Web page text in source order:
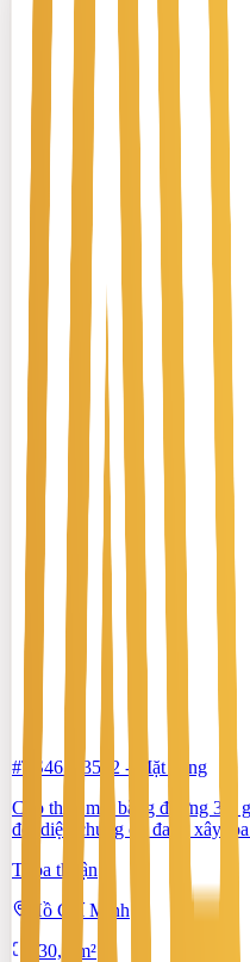
#TS46553512 -
Mặt bằng
Cho thuê mặt bằng đường 3/2
đối diện chung cư đang xây
Thỏa thuận
Hồ Chí Minh
130,2 m²